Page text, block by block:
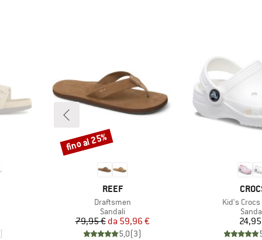
MARCHIO
REEF
Articolo
Draftsmen
Gruppo di prodotti
Sandali
Prezzo
79,95 € Prezzo ridotto
da 59,96 €
5,0(3)
Sconto
fino al 25%
Articolo
Kid's